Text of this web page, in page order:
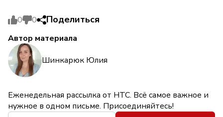
0 0 Поделиться
Автор материала
Шинкарюк Юлия
Еженедельная рассылка от НТС. Всё самое важное и
нужное в одном письме. Присоединяйтесь!